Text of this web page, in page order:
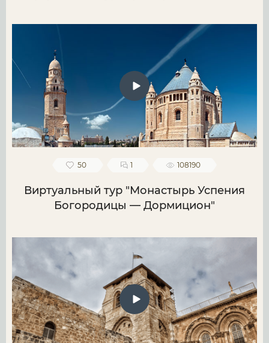
50 1 108190
Виртуальный тур "Монастырь Успения
Богородицы — Дормицион"